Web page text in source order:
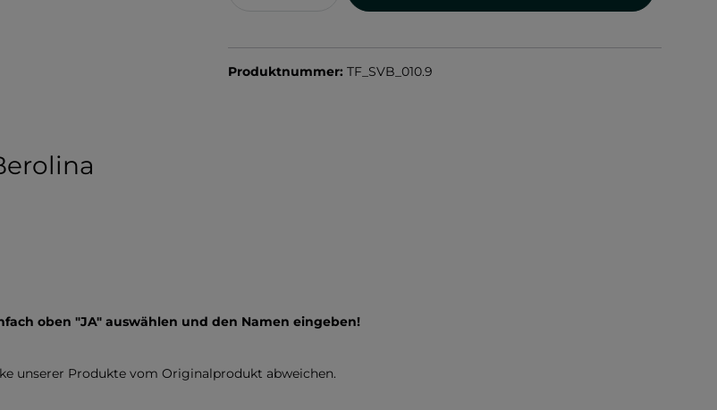
Produktnummer: TF_SVB_010.9
oben "JA" auswählen und den Namen eingeben!
unserer Produkte vom Originalprodukt abweichen.